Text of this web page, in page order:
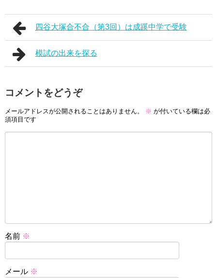
四谷大塚合不合（第3回）は成蹊中学で受験
模試の出来を探る
コメントをどうぞ
メールアドレスが公開されることはありません。 ※ が付いている欄は必
須項目です
名前 ※
メール ※